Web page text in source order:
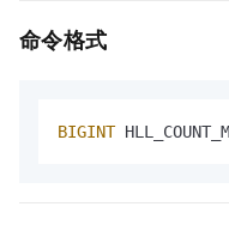
命令格式
BIGINT